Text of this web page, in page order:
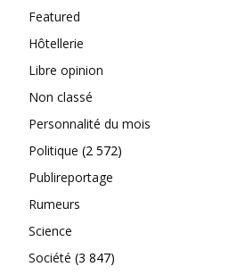
Featured
Hôtellerie
Libre opinion
Non classé
Personnalité du mois
Politique (2 572)
Publireportage
Rumeurs
Science
Société (3 847)